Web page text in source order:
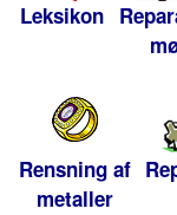
Leksikon
Rensning af
metaller